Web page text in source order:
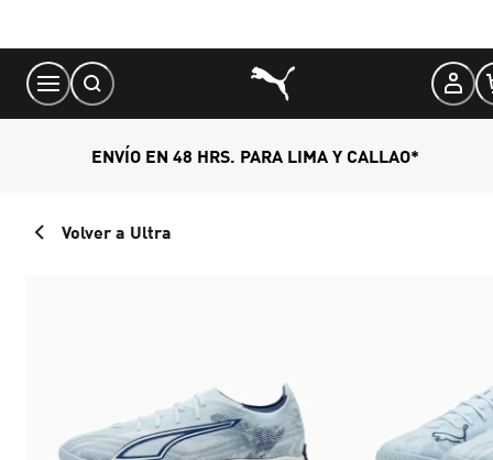
Content
ENVÍO EN 48 HRS. PARA LIMA Y CALLAO*
Volver a Ultra